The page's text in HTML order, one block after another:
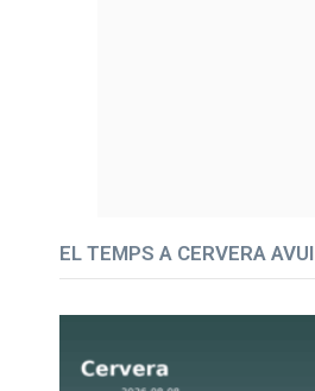
EL TEMPS A CERVERA AVUI